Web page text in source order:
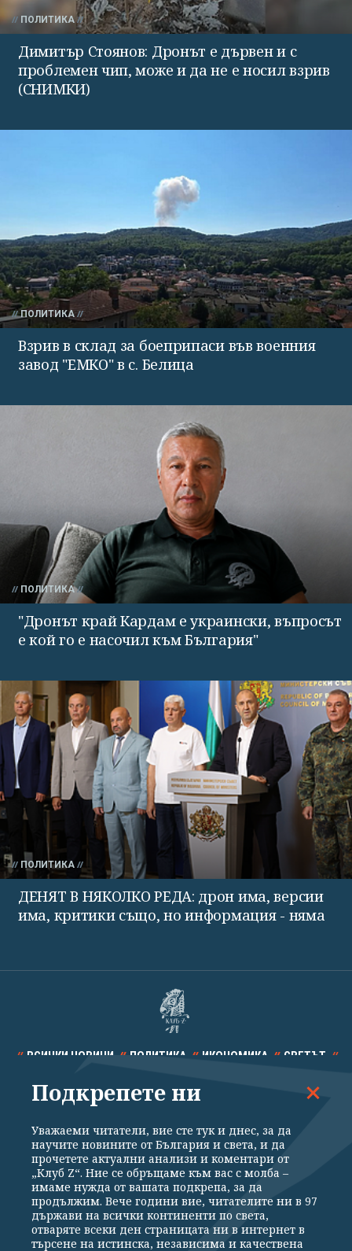
ПОЛИТИКА
Димитър Стоянов: Дронът е дървен и с
проблемен чип, може и да не е носил взрив
(СНИМКИ)
ПОЛИТИКА
Взрив в склад за боеприпаси във военния
завод "ЕМКО" в с. Белица
ПОЛИТИКА
"Дронът край Кардам е украински, въпросът
е кой го е насочил към България"
ПОЛИТИКА
ДЕНЯТ В НЯКОЛКО РЕДА: дрон има, версии
има, критики също, но информация - няма
ВСИЧКИ НОВИНИ ПОЛИТИКА ИКОНОМИКА СВЕТЪТ
СПОРТ КУЛТУРА ТЕХНОЛОГИИ КАЛЕЙДОСКОП
Общи условия
Политика за поверителност
Реклама
Партньори Контакти
За Клуб Z
Подкрепете ни
Уважаеми читатели, вие сте тук и днес, за да
научите новините от България и света, и да
прочетете актуални анализи и коментари от
„Клуб Z“. Ние се обръщаме към вас с молба –
имаме нужда от вашата подкрепа, за да
продължим. Вече години вие, читателите ни в 97
държави на всички континенти по света,
отваряте всеки ден страницата ни в интернет в
търсене на истинска, независима и качествена